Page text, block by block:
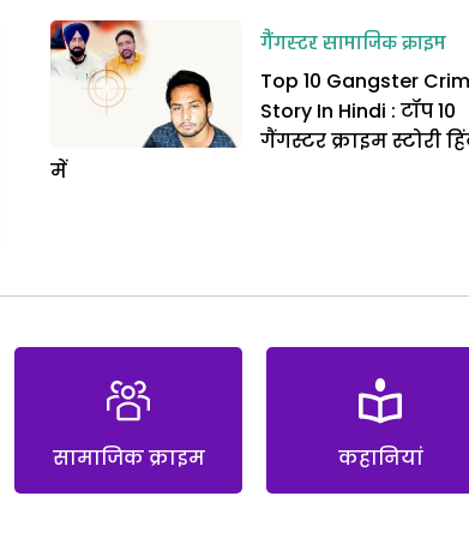
गैंगस्टरसामाजिक क्राइम
Top 10 Gangster
Story In Hindi : टॉप 10
गैंगस्टर क्राइम स्टोरी
में
सामाजिक क्राइम कहानियां